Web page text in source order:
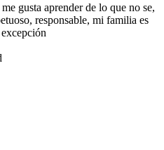
gusta aprender de lo que no se,
responsable, mi familia es